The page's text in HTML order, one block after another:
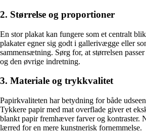
2. Størrelse og proportioner
En stor plakat kan fungere som et centralt
plakater egner sig godt i gallerivægge eller
sammensætning. Sørg for, at størrelsen
og den øvrige indretning.
3. Materiale og trykkvalitet
Papirkvaliteten har betydning for både
Tykkere papir med mat overflade giver et
blankt papir fremhæver farver og kontraster.
lærred for en mere kunstnerisk fornemmelse.